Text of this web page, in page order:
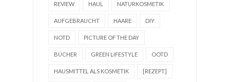
REVIEW HAUL NATURKOSMETIK
AUFGEBRAUCHT HAARE DIY
NOTD PICTURE OF THE DAY
BÜCHER GREEN LIFESTYLE OOTD
HAUSMITTEL ALS KOSMETIK [REZEPT]